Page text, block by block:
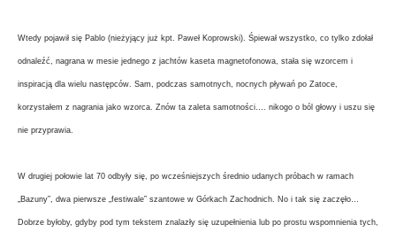
Wtedy pojawił się Pablo (nieżyjący już kpt. Paweł Koprowski). Śpiewał wszystko, co tylko zdołał
odnaleźć, nagrana w mesie jednego z jachtów kaseta magnetofonowa, stała się wzorcem i
inspiracją dla wielu następców. Sam, podczas samotnych, nocnych pływań po Zatoce,
korzystałem z nagrania jako wzorca. Znów ta zaleta samotności…. nikogo o ból głowy i uszu się
nie przyprawia.
W drugiej połowie lat 70 odbyły się, po wcześniejszych średnio udanych próbach w ramach
„Bazuny”, dwa pierwsze „festiwale” szantowe w Górkach Zachodnich. No i tak się zaczęło…
Dobrze byłoby, gdyby pod tym tekstem znalazły się uzupełnienia lub po prostu wspomnienia tych,